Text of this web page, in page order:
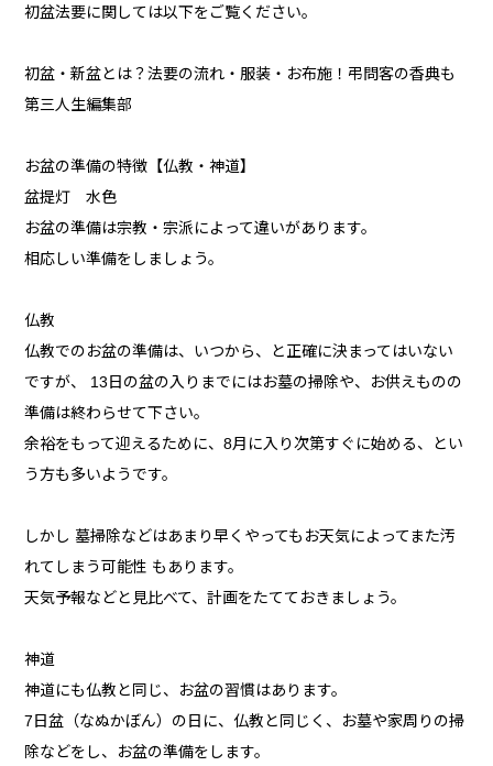
初盆法要に関しては以下をご覧ください。
初盆・新盆とは？法要の流れ・服装・お布施！弔問客の香典も
第三人生編集部
お盆の準備の特徴【仏教・神道】
盆提灯 水色
お盆の準備は宗教・宗派によって違いがあります。
相応しい準備をしましょう。
仏教
仏教でのお盆の準備は、いつから、と正確に決まってはいない
ですが、 13日の盆の入りまでにはお墓の掃除や、お供えものの
準備は終わらせて下さい。
余裕をもって迎えるために、8月に入り次第すぐに始める、とい
う方も多いようです。
しかし 墓掃除などはあまり早くやってもお天気によってまた汚
れてしまう可能性 もあります。
天気予報などと見比べて、計画をたてておきましょう。
神道
神道にも仏教と同じ、お盆の習慣はあります。
7日盆（なぬかぼん）の日に、仏教と同じく、お墓や家周りの掃
除などをし、お盆の準備をします。